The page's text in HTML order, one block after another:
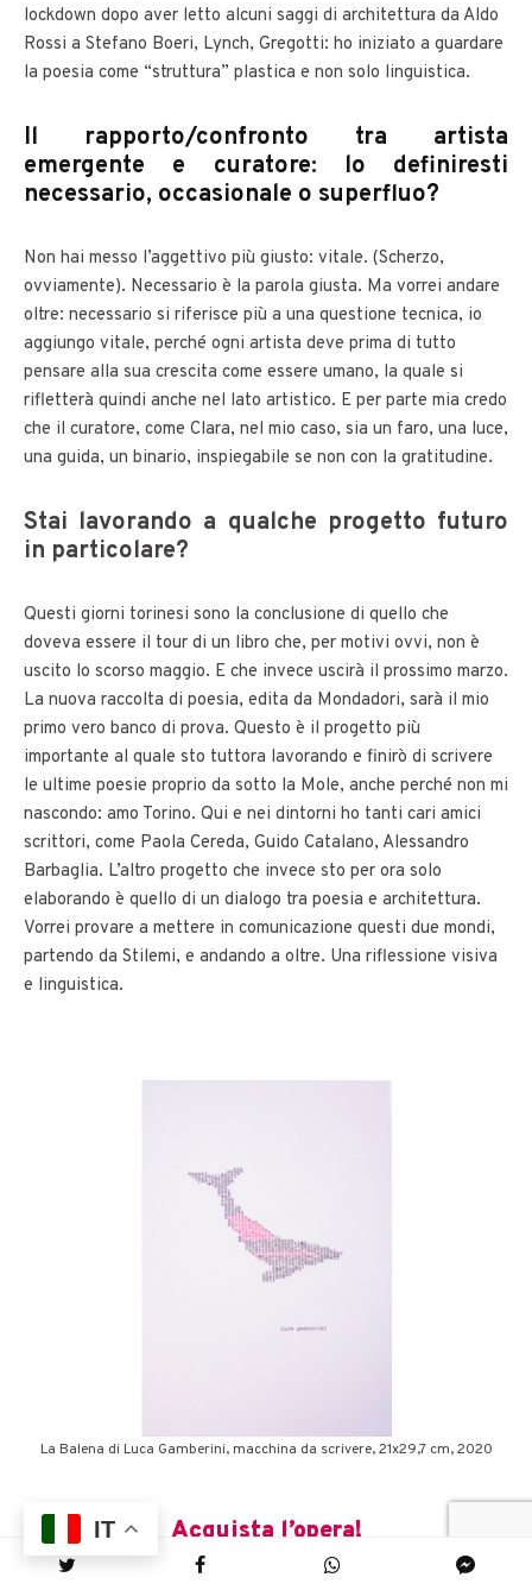
lockdown dopo aver letto alcuni saggi di architettura da Aldo
Rossi a Stefano Boeri, Lynch, Gregotti: ho iniziato a guardare
la poesia come “struttura” plastica e non solo linguistica.
Il rapporto/confronto tra artista
emergente e curatore: lo definiresti
necessario, occasionale o superfluo?
Non hai messo l’aggettivo più giusto: vitale. (Scherzo,
ovviamente). Necessario è la parola giusta. Ma vorrei andare
oltre: necessario si riferisce più a una questione tecnica, io
aggiungo vitale, perché ogni artista deve prima di tutto
pensare alla sua crescita come essere umano, la quale si
rifletterà quindi anche nel lato artistico. E per parte mia credo
che il curatore, come Clara, nel mio caso, sia un faro, una luce,
una guida, un binario, inspiegabile se non con la gratitudine.
Stai lavorando a qualche progetto futuro
in particolare?
Questi giorni torinesi sono la conclusione di quello che
doveva essere il tour di un libro che, per motivi ovvi, non è
uscito lo scorso maggio. E che invece uscirà il prossimo marzo.
La nuova raccolta di poesia, edita da Mondadori, sarà il mio
primo vero banco di prova. Questo è il progetto più
importante al quale sto tuttora lavorando e finirò di scrivere
le ultime poesie proprio da sotto la Mole, anche perché non mi
nascondo: amo Torino. Qui e nei dintorni ho tanti cari amici
scrittori, come Paola Cereda, Guido Catalano, Alessandro
Barbaglia. L’altro progetto che invece sto per ora solo
elaborando è quello di un dialogo tra poesia e architettura.
Vorrei provare a mettere in comunicazione questi due mondi,
partendo da Stilemi, e andando a oltre. Una riflessione visiva
e linguistica.
La Balena di Luca Gamberini, macchina da scrivere, 21x29,7 cm, 2020
Acquista l’opera!
IT